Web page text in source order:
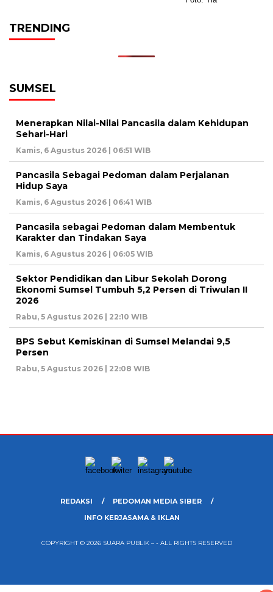
TRENDING
SUMSEL
Menerapkan Nilai-Nilai Pancasila dalam Kehidupan
Sehari-Hari
Kamis, 6 Agustus 2026 | 06:51 WIB
Pancasila Sebagai Pedoman dalam Perjalanan
Hidup Saya
Kamis, 6 Agustus 2026 | 06:41 WIB
Pancasila sebagai Pedoman dalam Membentuk
Karakter dan Tindakan Saya
Kamis, 6 Agustus 2026 | 06:05 WIB
Sektor Pendidikan dan Libur Sekolah Dorong
Ekonomi Sumsel Tumbuh 5,2 Persen di Triwulan II
2026
Rabu, 5 Agustus 2026 | 22:10 WIB
BPS Sebut Kemiskinan di Sumsel Melandai 9,5
Persen
Rabu, 5 Agustus 2026 | 22:08 WIB
REDAKSI
PEDOMAN MEDIA SIBER
INFO KERJASAMA & IKLAN
COPYRIGHT © 2026 SUARA PUBLIK – - ALL RIGHTS RESERVED